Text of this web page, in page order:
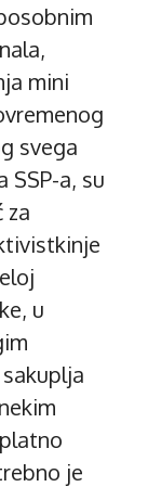
mini
svega
SSP-a, su
za
u
je